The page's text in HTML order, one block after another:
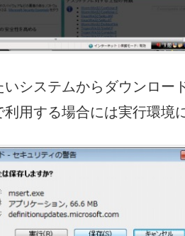
システムからダウンロー
利用する場合には実行環境